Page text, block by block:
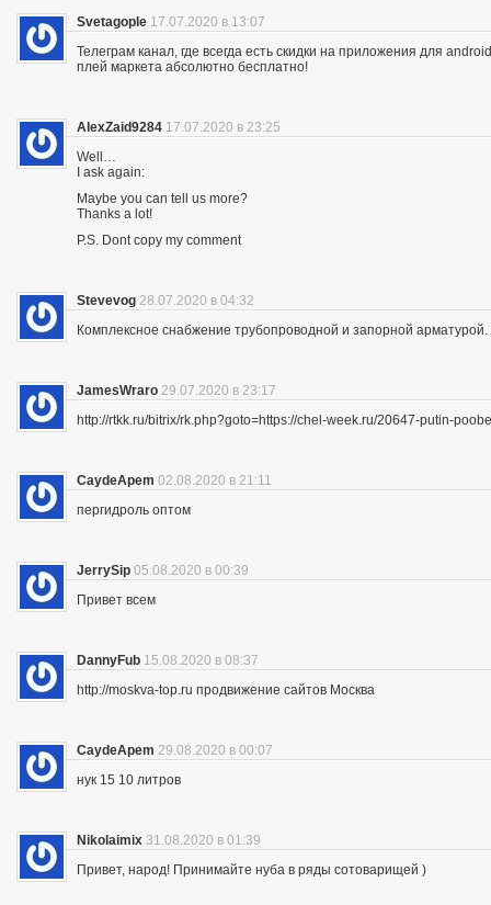
Svetagople 17.07.2020 в 13:07
Телеграм канал, где всегда есть скидки на приложения для
плей маркета абсолютно бесплатно!
AlexZaid9284 17.07.2020 в 23:25
Well…
I ask again:
Maybe you can tell us more?
Thanks a lot!
P.S. Dont copy my comment
Stevevog 28.07.2020 в 04:32
Комплексное снабжение трубопроводной и запорной арматурой.
JamesWraro 29.07.2020 в 23:17
http://rtkk.ru/bitrix/rk.php?goto=https://chel-week.ru/20647-putin-
CaydeApem 02.08.2020 в 21:11
пергидроль оптом
JerrySip 05.08.2020 в 00:39
Привет всем
DannyFub 15.08.2020 в 08:37
http://moskva-top.ru продвижение сайтов Москва
CaydeApem 29.08.2020 в 00:07
нук 15 10 литров
Nikolaimix 31.08.2020 в 01:39
Привет, народ! Принимайте нуба в ряды сотоварищей )